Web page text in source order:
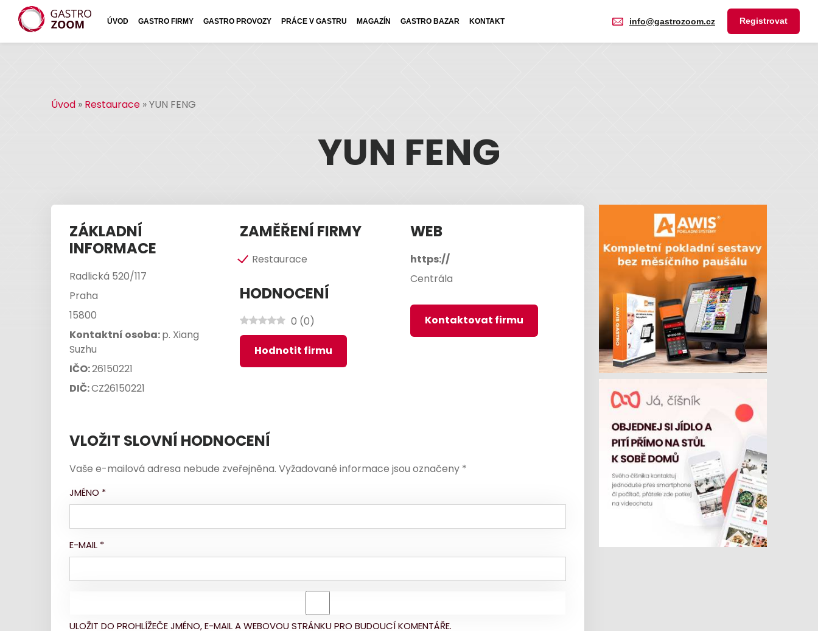
ÚVOD GASTRO FIRMY GASTRO PROVOZY PRÁCE V GASTRU MAGAZÍN GASTRO BAZAR KONTAKT info@gastrozoom.cz Registrovat
Úvod » Restaurace »YUN FENG
YUN FENG
ZÁKLADNÍ
INFORMACE
Radlická 520/117
Praha
15800
Kontaktní osoba:p. Xiang
Suzhu
IČO:26150221
DIČ:CZ26150221
ZAMĚŘENÍ FIRMY
Restaurace
HODNOCENÍ
0 (0)
Hodnotit firmu
WEB
https://
Centrála
Kontaktovat firmu
VLOŽIT SLOVNÍ HODNOCENÍ
Vaše e-mailová adresa nebude zveřejněna. Vyžadované informace jsou označeny *
JMÉNO *
E-MAIL *
ULOŽIT DO PROHLÍŽEČE JMÉNO, E-MAIL A WEBOVOU STRÁNKU PRO BUDOUCÍ KOMENTÁŘE.